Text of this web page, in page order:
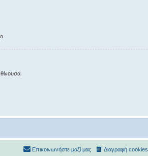
Διαγραφή cookies
Επικοινωνήστε μαζί μας